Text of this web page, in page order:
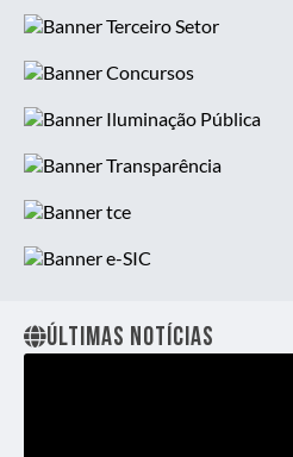
Licitações
Contabilidade
Contato
Contato
Telefones Úteis
Últimas Notícias